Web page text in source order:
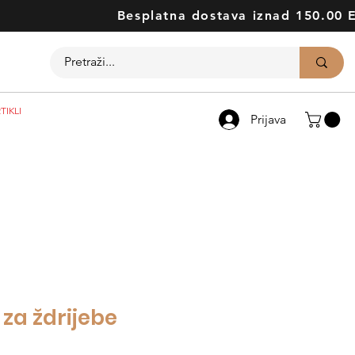
Besplatna dostava iznad 150.00
Prijava
ždrijebe